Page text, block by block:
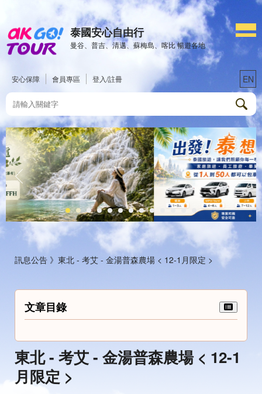
泰國安心自由行
曼谷、普吉、清邁、蘇梅島、喀比 暢遊各地
安心保障 會員專區 登入/註冊 EN
訊息公告 》 東北 - 考艾 - 金湯普森農場 < 12-1月限定 >
文章目錄
東北 - 考艾 - 金湯普森農場 < 12-1
月限定 >